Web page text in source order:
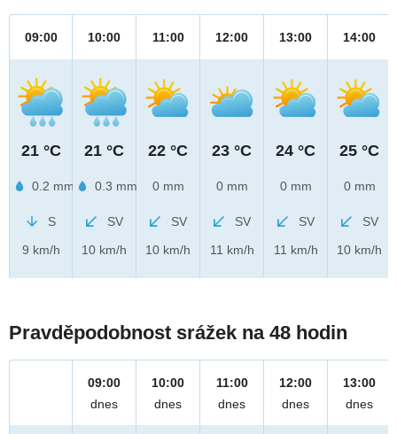
09:00
21 °C
0.2 mm
S
9 km/h
10:00
21 °C
0.3 mm
SV
10 km/h
11:00
22 °C
0 mm
SV
10 km/h
12:00
23 °C
0 mm
SV
11 km/h
13:00
24 °C
0 mm
SV
11 km/h
14:00
25 °C
0 mm
SV
10 km/h
Pravděpodobnost srážek na 48 hodin
09:00
dnes
10:00
dnes
11:00
dnes
12:00
dnes
13:00
dnes